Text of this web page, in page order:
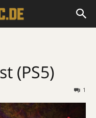
(PS5)
1